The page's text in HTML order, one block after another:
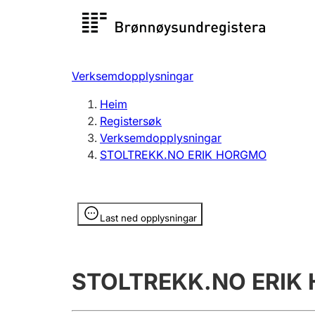
Registersøk
Registrere, endre, slette
Verksemdopplysningar
Heim
Registersøk
Verksemdopplysningar
STOLTREKK.NO ERIK HORGMO
Last ned opplysningar
Opplysninger er skjult
STOLTREKK.NO ERIK